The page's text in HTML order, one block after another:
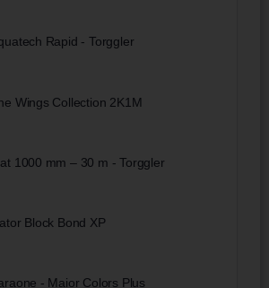
Rapid - Torggler
Wings Collection 2K1M
1000 mm – 30 m - Torggler
Block Bond XP
- Maior Colors Plus